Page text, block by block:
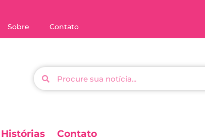
Sobre Contato
Histórias Contato